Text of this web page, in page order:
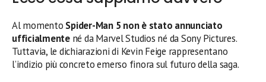
Al momento Spider-Man 5 non è stato annunciato
ufficialmentené da Marvel Studios né da Sony Pictures.
Tuttavia, le dichiarazioni di Kevin Feige rappresentano
l’indizio più concreto emerso finora sul futuro della saga.